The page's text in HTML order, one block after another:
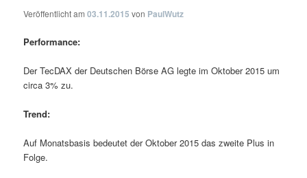
Veröffentlicht am03.11.2015 von PaulWutz
Performance:
Der TecDAX der Deutschen Börse AG legte im Oktober 2015 um
circa 3% zu.
Trend:
Auf Monatsbasis bedeutet der Oktober 2015 das zweite Plus in
Folge.